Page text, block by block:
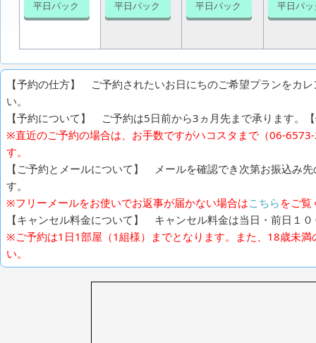
平日パック 平日パック 平日パック 平日パッ
【予約の仕方】 ご予約されたいお日にちのご希望プランをカ
い。
【予約について】 ご予約は5日前から3ヵ月先まで承ります。
※直近のご予約の場合は、お手数ですがハコスタまで（06-
す。
【ご予約とメールについて】 メールを確認でき次第お振込み
す。
※フリーメールをお使いでお返事が届かない場合はこちら をご覧
【キャンセル料金について】 キャンセル料金は当日・前日１
※ご予約は1日1部屋（1組様）までとなります。また、18歳未
い。